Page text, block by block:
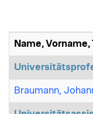
Name, Vorname,
Braumann,